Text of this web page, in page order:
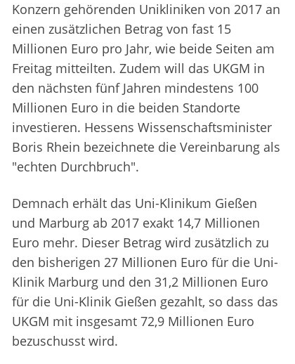
Konzern gehörenden Unikliniken von 2017 an
einen zusätzlichen Betrag von fast 15
Millionen Euro pro Jahr, wie beide Seiten am
Freitag mitteilten. Zudem will das UKGM in
den nächsten fünf Jahren mindestens 100
Millionen Euro in die beiden Standorte
investieren. Hessens Wissenschaftsminister
Boris Rhein bezeichnete die Vereinbarung als
"echten Durchbruch".
Demnach erhält das Uni-Klinikum Gießen
und Marburg ab 2017 exakt 14,7 Millionen
Euro mehr. Dieser Betrag wird zusätzlich zu
den bisherigen 27 Millionen Euro für die Uni-
Klinik Marburg und den 31,2 Millionen Euro
für die Uni-Klinik Gießen gezahlt, so dass das
UKGM mit insgesamt 72,9 Millionen Euro
bezuschusst wird.